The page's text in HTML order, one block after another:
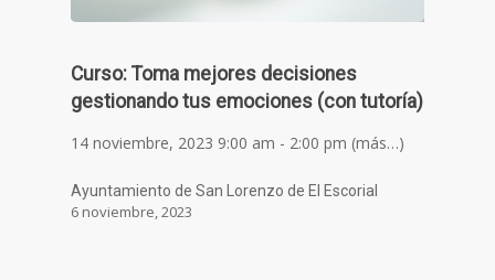
Curso: Toma mejores decisiones
gestionando tus emociones (con tutoría)
14 noviembre, 2023 9:00 am - 2:00 pm (más…)
Ayuntamiento de San Lorenzo de El Escorial
6 noviembre, 2023